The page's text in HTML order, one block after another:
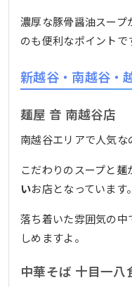
濃厚な豚骨醤油スープ
のも便利なポイントで
新越谷・南越谷・
麺屋 音 南越谷店
南越谷エリアで人気な
こだわりのスープと麺
いお店となっています。
落ち着いた雰囲気の中
しめますよ。
中華そば 十目一八